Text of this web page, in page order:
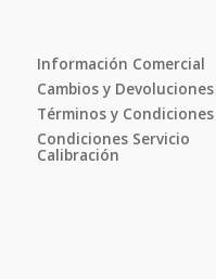
Información Comercial
Cambios y Devoluciones
Términos y Condiciones
Condiciones Servicio
Calibración